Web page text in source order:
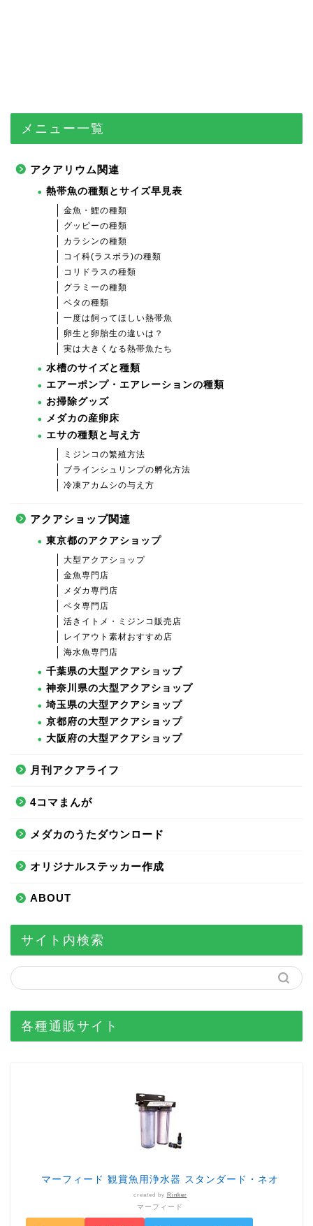
メニュー一覧
アクアリウム関連
熱帯魚の種類とサイズ早見表
金魚・鯉の種類
グッピーの種類
カラシンの種類
コイ科(ラスボラ)の種類
コリドラスの種類
グラミーの種類
ベタの種類
一度は飼ってほしい熱帯魚
卵生と卵胎生の違いは？
実は大きくなる熱帯魚たち
水槽のサイズと種類
エアーポンプ・エアレーションの種類
お掃除グッズ
メダカの産卵床
エサの種類と与え方
ミジンコの繁殖方法
ブラインシュリンプの孵化方法
冷凍アカムシの与え方
アクアショップ関連
東京都のアクアショップ
大型アクアショップ
金魚専門店
メダカ専門店
ベタ専門店
活きイトメ・ミジンコ販売店
レイアウト素材おすすめ店
海水魚専門店
千葉県の大型アクアショップ
神奈川県の大型アクアショップ
埼玉県の大型アクアショップ
京都府の大型アクアショップ
大阪府の大型アクアショップ
月刊アクアライフ
4コマまんが
メダカのうたダウンロード
オリジナルステッカー作成
ABOUT
サイト内検索
各種通販サイト
マーフィード 観賞魚用浄水器 スタンダード・ネオ
created by Rinker
マーフィード